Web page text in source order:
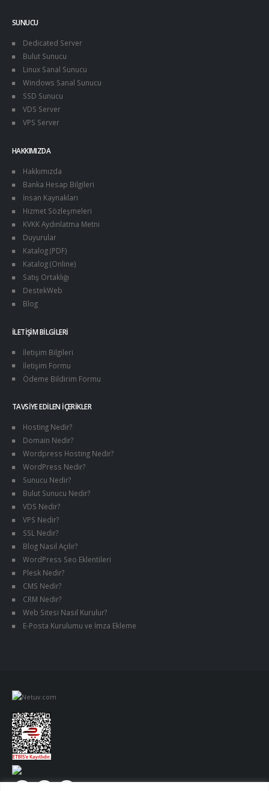
SUNUCU
Dedicated Server
Bulut Sunucu
Linux Sanal Sunucu
Windows Sanal Sunucu
SSD Sunucu
VDS Server
VPS Server
HAKKIMIZDA
Hakkımızda
Banka Hesap Bilgileri
İnsan Kaynakları
Hizmet Sözleşmeleri
KVKK Aydınlatma Metni
Duyurular
Katalog (PDF)
Katalog (Online)
Satış Ortaklığı
DestekWeb
Blog
İLETIŞIM BILGILERI
İletişim Bilgileri
İletişim Formu
Ödeme Bildirim Formu
TAVSIYE EDILEN İÇERIKLER
Hosting Nedir?
Domain Nedir?
Wordpress Hosting Nedir?
WordPress Nedir?
Sunucu Nedir?
Bulut Sunucu Nedir?
VDS Nedir?
VPS Nedir?
SSL Nedir?
Blog Nasıl Açılır?
WordPress Seo Eklentileri
Plesk Nedir?
CMS Nedir?
CRM Nedir?
Web Sitesi Nasıl Kurulur?
E-Posta Kurulumu ve İmza Ekleme